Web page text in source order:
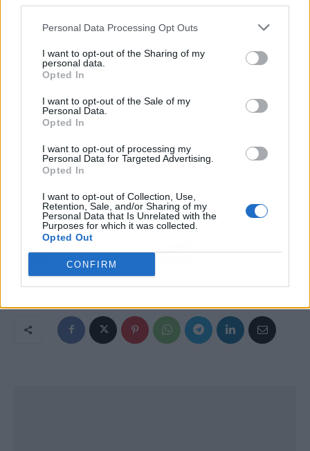
Personal Data Processing Opt Outs
I want to opt-out of the Sharing of my
personal data.
Opted In
I want to opt-out of the Sale of my
Personal Data.
Opted In
I want to opt-out of processing my
Personal Data for Targeted Advertising.
Opted In
I want to opt-out of Collection, Use,
Retention, Sale, and/or Sharing of my
Personal Data that Is Unrelated with the
Purposes for which it was collected.
Opted Out
CONFIRM
Artículo anterior
Conseguir la luz ideal
con estores translúcidos
Camisas estampadas